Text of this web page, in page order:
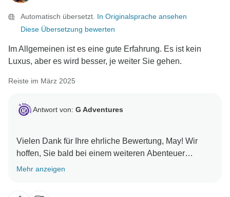
Automatisch übersetzt. In Originalsprache ansehen
Diese Übersetzung bewerten
Im Allgemeinen ist es eine gute Erfahrung. Es ist kein
Luxus, aber es wird besser, je weiter Sie gehen.
Reiste im März 2025
Antwort von: G Adventures
Vielen Dank für Ihre ehrliche Bewertung, May! Wir
hoffen, Sie bald bei einem weiteren Abenteuer
Mehr anzeigen